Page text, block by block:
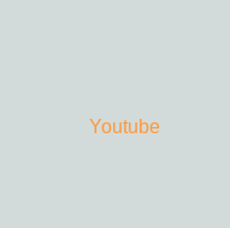
Youtube